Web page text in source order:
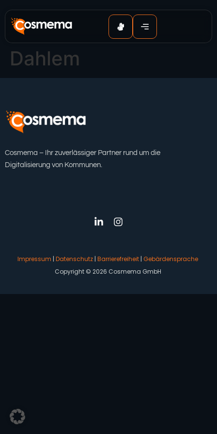
springen
Dahlem
Cosmema – Ihr zuverlässiger Partner rund um die
Digitalisierung von Kommunen.
Impressum | Datenschutz | Barrierefreiheit | Gebärdensprache
Copyright © 2026 Cosmema GmbH